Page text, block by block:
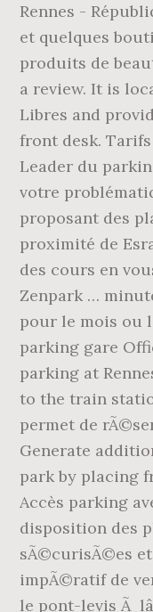
Rennes -
et quelques
produits de
a review. It is
Libres and
front desk.
Leader du
votre
proposant des
proximité de
des cours en
Zenpark …
pour le mois ou
parking gare
parking at
to the train
permet de
Generate
park by placing
Accès parking
disposition des
sÃ©curisÃ©es
impÃ©ratif de
le pont-levis Ã